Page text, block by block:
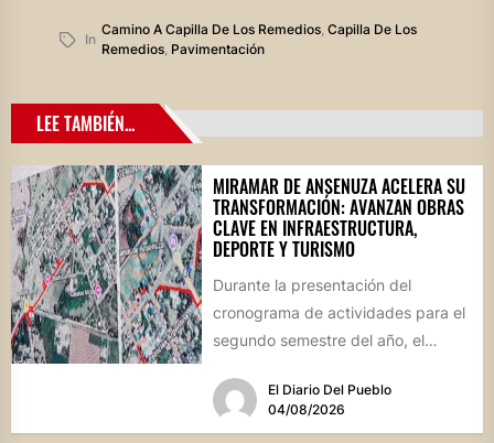
In
Camino A Capilla De Los Remedios, Capilla De Los
Remedios, Pavimentación
LEE TAMBIÉN...
MIRAMAR DE ANSENUZA ACELERA SU
TRANSFORMACIÓN: AVANZAN OBRAS
CLAVE EN INFRAESTRUCTURA,
DEPORTE Y TURISMO
Durante la presentación del
cronograma de actividades para el
segundo semestre del año, el
el estado...El Diario Del Pueblo
04/08/2026